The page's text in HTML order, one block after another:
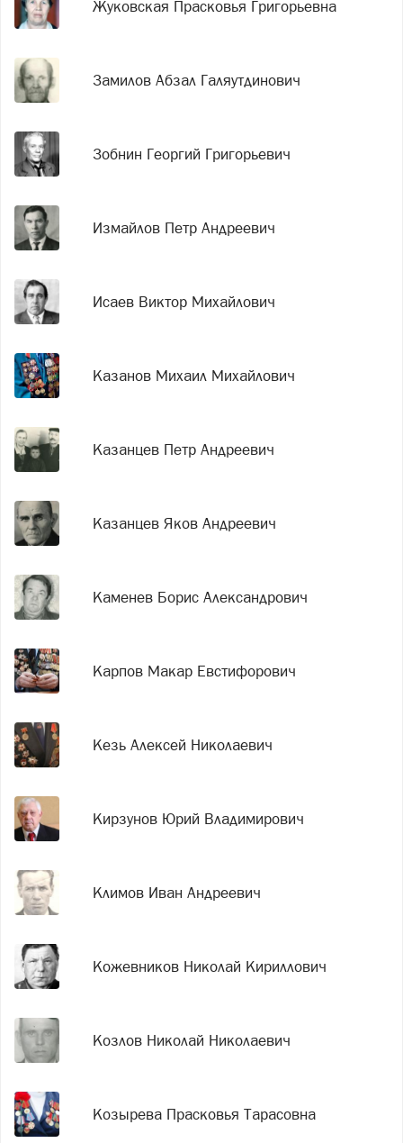
Жуковская Прасковья Григорьевна
Замилов Абзал Галяутдинович
Зобнин Георгий Григорьевич
Измайлов Петр Андреевич
Исаев Виктор Михайлович
Казанов Михаил Михайлович
Казанцев Петр Андреевич
Казанцев Яков Андреевич
Каменев Борис Александрович
Карпов Макар Евстифорович
Кезь Алексей Николаевич
Кирзунов Юрий Владимирович
Климов Иван Андреевич
Кожевников Николай Кириллович
Козлов Николай Николаевич
Козырева Прасковья Тарасовна